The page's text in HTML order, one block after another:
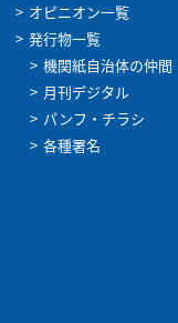
オピニオン一覧
発行物一覧
機関紙自治体の仲間
月刊デジタル
パンフ・チラシ
各種署名